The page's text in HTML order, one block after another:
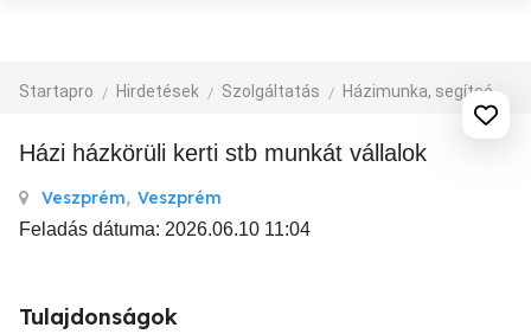
Startapro Hirdetések Szolgáltatás Házimunka, segítség
Házi házkörüli kerti stb munkát vállalok
Veszprém, Veszprém
Feladás dátuma: 2026.06.10 11:04
Tulajdonságok